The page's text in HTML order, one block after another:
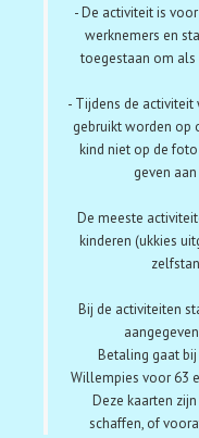
- De activiteit is
werknemers en
toegestaan om
- Tijdens de activiteit
gebruikt worden op
kind niet op de
geven
De meeste
kinderen (ukkies
Bij de activiteiten
Betaling gaat
Willempies voor 63
Deze kaarten
schaffen, of